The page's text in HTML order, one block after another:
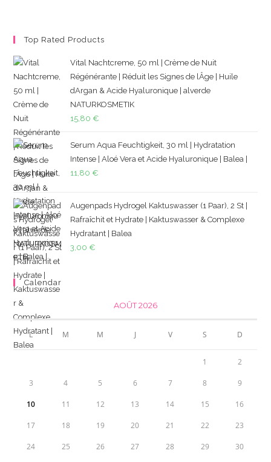
Top Rated Products
Vital Nachtcreme, 50 ml | Crème de Nuit
Régénérante | Réduit les Signes de lÂge | Huile
dArgan & Acide Hyaluronique | alverde
NATURKOSMETIK
15,80 €
Serum Aqua Feuchtigkeit, 30 ml | Hydratation
Intense | Aloé Vera et Acide Hyaluronique | Balea |
11,80 €
Augenpads Hydrogel Kaktuswasser (1 Paar), 2 St |
Rafraîchit et Hydrate | Kaktuswasser & Complexe
Hydratant | Balea
3,00 €
Calendar
AOÛT 2026
L M M J V S D
1 2
3 4 5 6 7 8 9
10 11 12 13 14 15 16
17 18 19 20 21 22 23
24 25 26 27 28 29 30